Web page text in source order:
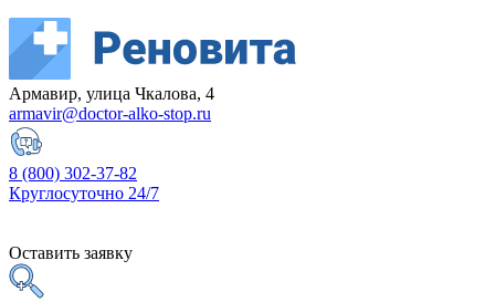
Армавир, улица Чкалова, 4
armavir@doctor-alko-stop.ru
8 (800) 302-37-82
Круглосуточно 24/7
Оставить заявку